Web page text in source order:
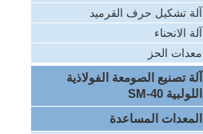
آلة تشكيل حرف القرميد
آلة الانحناء
معدات الحز
آلة تصنيع الصومعة الفولاذية
اللولبية SM-40
المعدات المساعدة